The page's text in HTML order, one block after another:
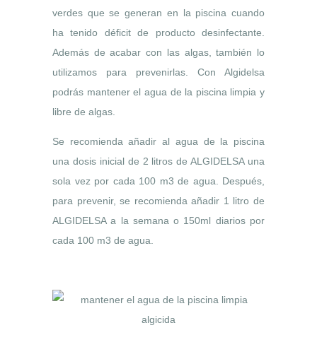
verdes que se generan en la piscina cuando
ha tenido déficit de producto desinfectante.
Además de acabar con las algas, también lo
utilizamos para prevenirlas. Con Algidelsa
podrás mantener el agua de la piscina limpia y
libre de algas.
Se recomienda añadir al agua de la piscina
una dosis inicial de 2 litros de ALGIDELSA una
sola vez por cada 100 m3 de agua. Después,
para prevenir, se recomienda añadir 1 litro de
ALGIDELSA a la semana o 150ml diarios por
cada 100 m3 de agua.